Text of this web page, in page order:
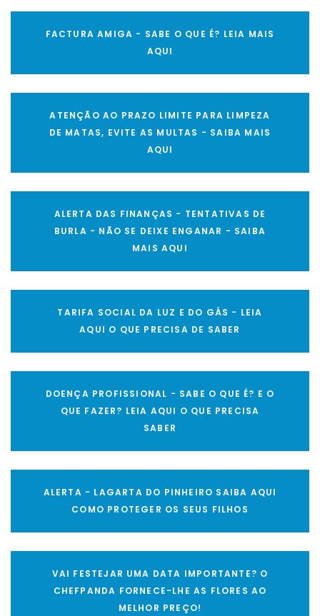
FACTURA AMIGA - SABE O QUE É? LEIA MAIS
AQUI
ATENÇÃO AO PRAZO LIMITE PARA LIMPEZA
DE MATAS, EVITE AS MULTAS - SAIBA MAIS
AQUI
ALERTA DAS FINANÇAS - TENTATIVAS DE
BURLA - NÃO SE DEIXE ENGANAR - SAIBA
MAIS AQUI
TARIFA SOCIAL DA LUZ E DO GÁS - LEIA
AQUI O QUE PRECISA DE SABER
DOENÇA PROFISSIONAL - SABE O QUE É? E O
QUE FAZER? LEIA AQUI O QUE PRECISA
SABER
ALERTA - LAGARTA DO PINHEIRO SAIBA AQUI
COMO PROTEGER OS SEUS FILHOS
VAI FESTEJAR UMA DATA IMPORTANTE? O
CHEFPANDA FORNECE-LHE AS FLORES AO
MELHOR PREÇO!